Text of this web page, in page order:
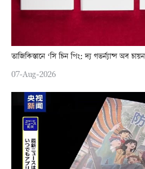
তাজিকিস্তানে ‘সি চিন পিং: দ্য গভর্ন্যান্স অব
07-Aug-2026